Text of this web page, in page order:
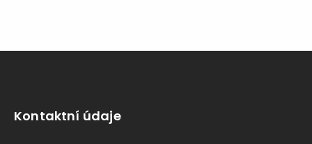
Kontaktní údaje